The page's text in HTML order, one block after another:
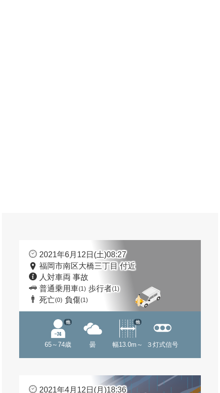
2021年6月12日(土)08:27
福岡市南区大橋三丁目 付近
人対車両 事故
普通乗用車(1) 歩行者(1)
死亡(0) 負傷(1)
65～74歳
他
曇 幅13.0m～
他
３灯式信号
2021年4月12日(月)18:36